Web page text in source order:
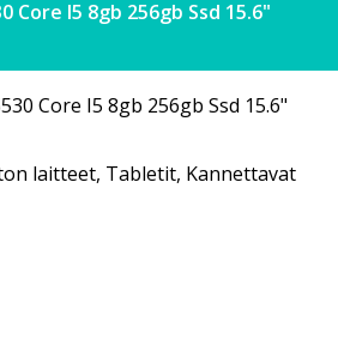
Core I5 8gb 256gb Ssd 15.6"
laitteet, Tabletit, Kannettavat